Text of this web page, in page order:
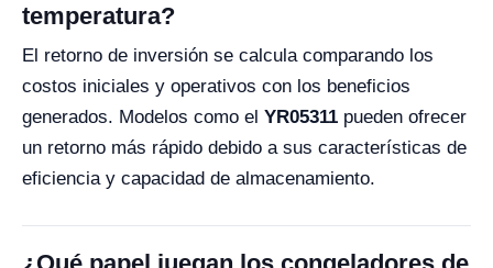
temperatura?
El retorno de inversión se calcula comparando los
costos iniciales y operativos con los beneficios
generados. Modelos como el YR05311 pueden ofrecer
un retorno más rápido debido a sus características de
eficiencia y capacidad de almacenamiento.